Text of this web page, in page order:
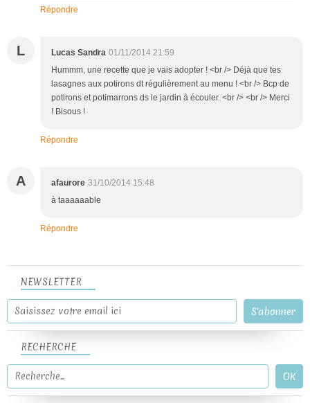
Répondre
L Lucas Sandra 01/11/2014 21:59
Hummm, une recette que je vais adopter ! <br /> Déjà que tes
lasagnes aux potirons dt régulièrement au menu ! <br /> Bcp de
potirons et potimarrons ds le jardin à écouler. <br /> <br /> Merci
! Bisous !
Répondre
A afaurore 31/10/2014 15:48
à taaaaaable
Répondre
NEWSLETTER
RECHERCHE